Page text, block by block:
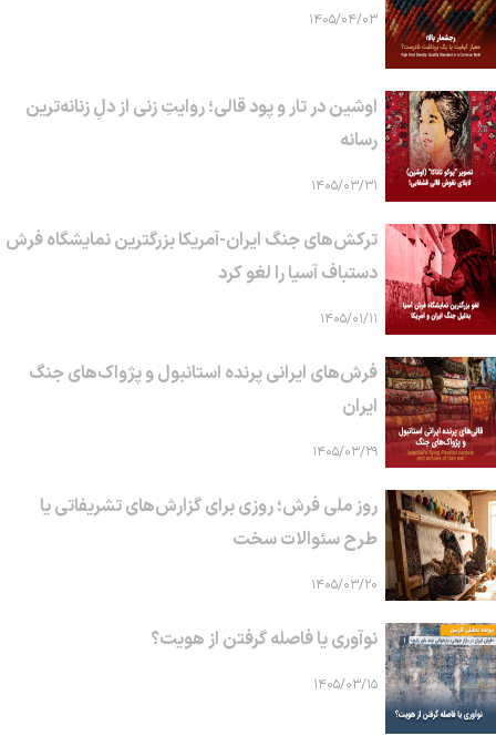
۱۴۰۵/۰۴/۰۳
اوشین در تار و پود قالی؛ روایتِ زنی از دلِ زنانه‌ترین
رسانه
۱۴۰۵/۰۳/۳۱
ترکش‌های جنگ ایران-آمریکا بزرگترین نمایشگاه فرش
دستباف آسیا را لغو کرد
۱۴۰۵/۰۱/۱۱
فرش‌های ایرانی پرنده استانبول و پژواک‌های جنگ
ایران
۱۴۰۵/۰۳/۲۹
روز ملی فرش؛ روزی برای گزارش‌های تشریفاتی یا
طرح سئوالات سخت
۱۴۰۵/۰۳/۲۰
نوآوری یا فاصله گرفتن از هویت؟
۱۴۰۵/۰۳/۱۵